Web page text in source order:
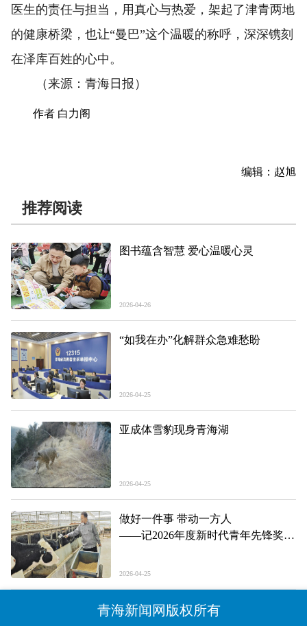
医生的责任与担当，用真心与热爱，架起了津青两地
的健康桥梁，也让“曼巴”这个温暖的称呼，深深镌刻
在泽库百姓的心中。
（来源：青海日报）
作者 白力阁
编辑：赵旭
推荐阅读
图书蕴含智慧 爱心温暖心灵
2026-04-26
“如我在办”化解群众急难愁盼
2026-04-25
亚成体雪豹现身青海湖
2026-04-25
做好一件事 带动一方人
——记2026年度新时代青年先锋奖获
2026-04-25
青海新闻网版权所有